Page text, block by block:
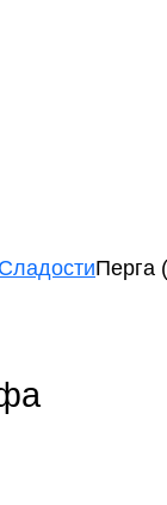
СладостиПерга